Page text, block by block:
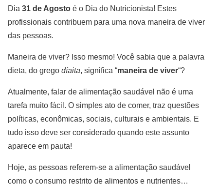
Dia 31 de Agosto é o Dia do Nutricionista! Estes
profissionais contribuem para uma nova maneira de viver
das pessoas.
Maneira de viver? Isso mesmo! Você sabia que a palavra
dieta, do grego díaita, significa “maneira de viver“?
Atualmente, falar de alimentação saudável não é uma
tarefa muito fácil. O simples ato de comer, traz questões
políticas, econômicas, sociais, culturais e ambientais. E
tudo isso deve ser considerado quando este assunto
aparece em pauta!
Hoje, as pessoas referem-se a alimentação saudável
como o consumo restrito de alimentos e nutrientes…